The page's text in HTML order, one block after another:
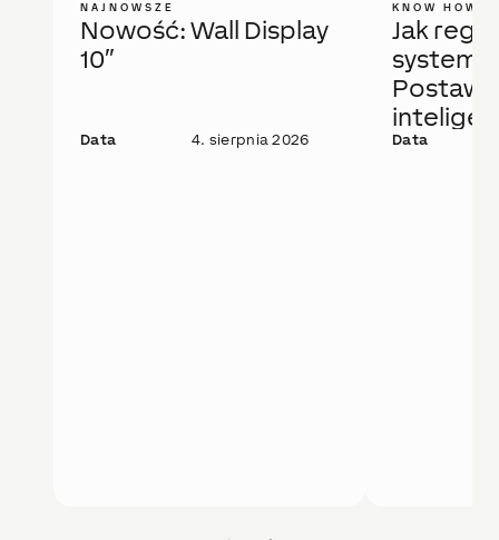
NAJNOWSZE
Nowość: Wall Display
10″
Data 4. sierpnia 2026
KNOW HOW
Jak
system
Postaw
Data